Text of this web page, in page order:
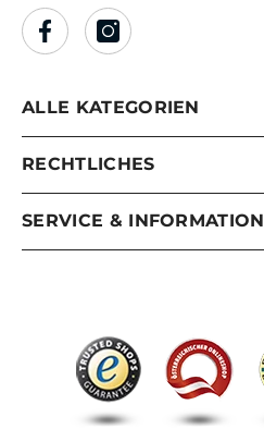
ALLE KATEGORIEN
RECHTLICHES
SERVICE & INFORMATION